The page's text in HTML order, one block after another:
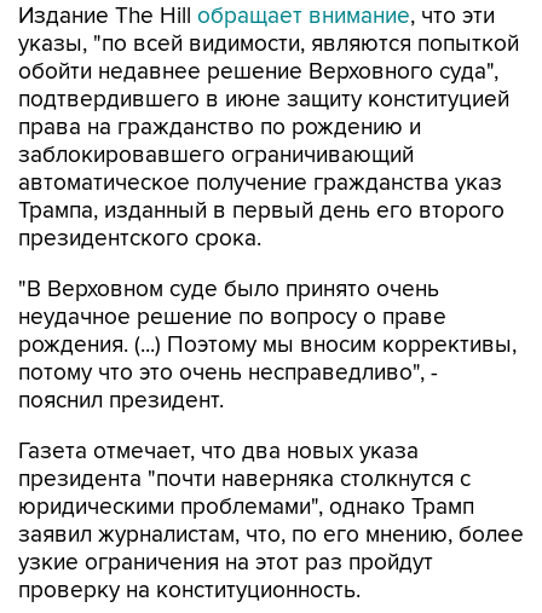
Издание The Hill обращает внимание, что эти
указы, "по всей видимости, являются попыткой
обойти недавнее решение Верховного суда",
подтвердившего в июне защиту конституцией
права на гражданство по рождению и
заблокировавшего ограничивающий
автоматическое получение гражданства указ
Трампа, изданный в первый день его второго
президентского срока.
"В Верховном суде было принято очень
неудачное решение по вопросу о праве
рождения. (...) Поэтому мы вносим коррективы,
потому что это очень несправедливо", -
пояснил президент.
Газета отмечает, что два новых указа
президента "почти наверняка столкнутся с
юридическими проблемами", однако Трамп
заявил журналистам, что, по его мнению, более
узкие ограничения на этот раз пройдут
проверку на конституционность.